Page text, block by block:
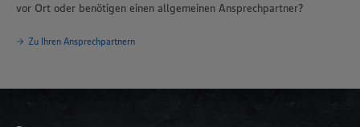
vor Ort oder benötigen einen allgemeinen Ansprechpartner?
Zu Ihren Ansprechpartnern